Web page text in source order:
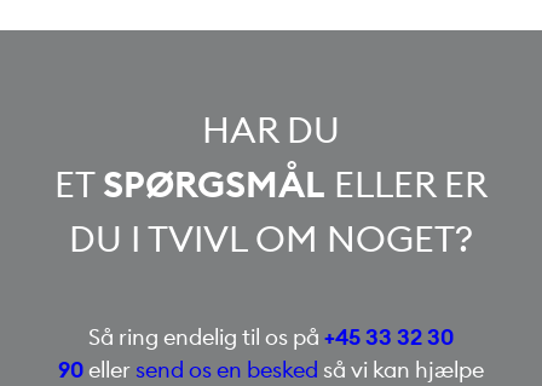
HAR DU
ETSPØRGSMÅL ELLER ER
DU I TVIVL OM NOGET?
Så ring endelig til os på +45 33 32 30
90eller send os en besked så vi kan hjælpe